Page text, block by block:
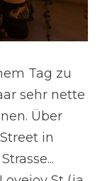
Tag zu
sehr nette
Über
in